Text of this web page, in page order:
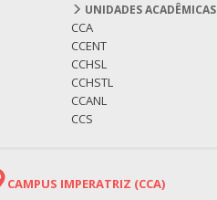
UNIDADES ACADÊMICAS
CCA
CCENT
CCHSL
CCHSTL
CCANL
CCS
CAMPUS IMPERATRIZ (CCA)